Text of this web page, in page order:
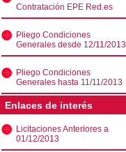
Contratación EPE Red.es
Pliego Condiciones
Generales desde 12/11/2013
Pliego Condiciones
Generales hasta 11/11/2013
Enlaces de interés
Licitaciones Anteriores a
01/12/2013